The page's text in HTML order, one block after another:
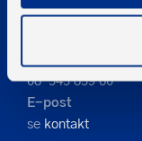
08-545 859 60
E-post
se kontakt